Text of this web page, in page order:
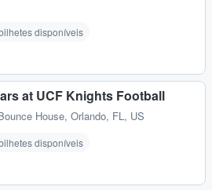
disponíveis
at UCF Knights Football
House, Orlando, FL, US
disponíveis